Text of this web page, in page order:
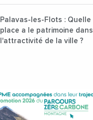
Palavas-les-Flots : Quelle
place a le patrimoine dans
l'attractivité de la ville ?